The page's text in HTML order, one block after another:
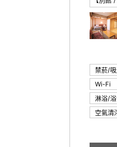
禁菸/
Wi-Fi
淋浴/
空氣清